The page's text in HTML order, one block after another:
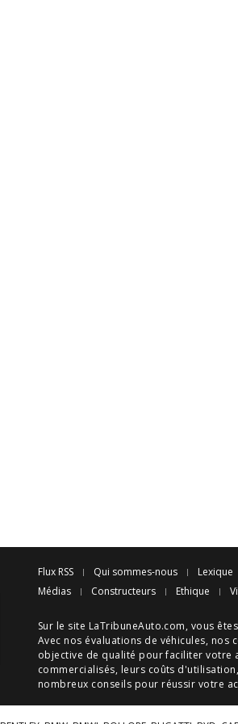
Flux RSS Qui sommes-nous Lexique
Médias
Constructeurs Ethique
Sur le site LaTribuneAuto.com, vous
Avec nos évaluations de véhicules, nos
objective de qualité pour faciliter votre
commercialisés, leurs coûts d'utilisation
nombreux conseils pour réussir votre